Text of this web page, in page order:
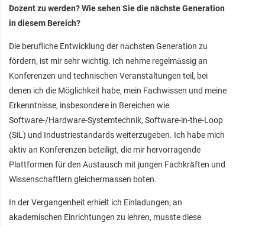
Dozent zu werden? Wie sehen Sie die nächste Generation
in diesem Bereich?
Die berufliche Entwicklung der nächsten Generation zu
fördern, ist mir sehr wichtig. Ich nehme regelmässig an
Konferenzen und technischen Veranstaltungen teil, bei
denen ich die Möglichkeit habe, mein Fachwissen und meine
Erkenntnisse, insbesondere in Bereichen wie
Software-/Hardware-Systemtechnik, Software-in-the-Loop
(SiL) und Industriestandards weiterzugeben. Ich habe mich
aktiv an Konferenzen beteiligt, die mir hervorragende
Plattformen für den Austausch mit jungen Fachkräften und
Wissenschaftlern gleichermassen boten.
In der Vergangenheit erhielt ich Einladungen, an
akademischen Einrichtungen zu lehren, musste diese